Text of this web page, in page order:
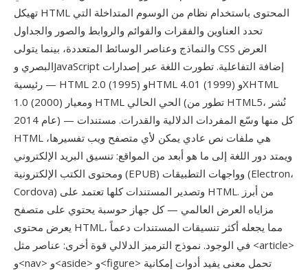
تهيكل HTML المحتوى باستخدام نظام من الوسوم المتداخلة التي
تحدد العناوين والفقرات والقوائم والروابط والصور والجداول
والنماذج وعناصر الوسائط المتعددة، بينما يتولى CSS العرض
البصري وJavaScript إضافة التفاعلية. تطورت اللغة عبر إصدارات
رئيسية — HTML 2.0 (1995) وHTML 4.01 (1999) وXHTML
1.0 (2000) ومعيار HTML الحي الحالي (تطور من HTML5، نُشر
عام 2014) — كل منها وسّع المفردات الدلالية والقدرات. مستندات
HTML هي ملفات نص عادي يمكن لأي متصفح ويب تفسيرها،
ويمتد دور اللغة إلى ما هو أبعد من المواقع: تنسيق البريد الإلكتروني
ومحتوى الكتب الإلكترونية (EPUB) وواجهات التطبيقات (Electron،
Cordova) وتصدير المستندات كلها تعتمد على HTML. من أبرز
مزاياه العرض العالمي — كل جهاز حوسبة يحتوي على متصفح
يعرض محتوى HTML، مما يجعله أكثر تنسيقات المستندات دعماً
في الوجود. نموذج الترميز الدلالي قوة أخرى: عناصر مثل <article>
و<nav> و<aside> و<figure> تحمل معنى يفيد أدوات إمكانية